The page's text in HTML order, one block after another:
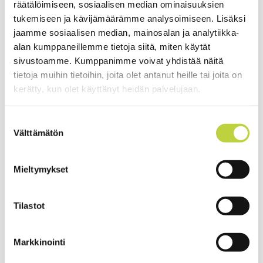
räätälöimiseen, sosiaalisen median ominaisuuksien
tukemiseen ja kävijämäärämme analysoimiseen. Lisäksi
jaamme sosiaalisen median, mainosalan ja analytiikka-
alan kumppaneillemme tietoja siitä, miten käytät
sivustoamme. Kumppanimme voivat yhdistää näitä
tietoja muihin tietoihin, joita olet antanut heille tai joita on
kerätty, kun olet käyttänyt heidän palvelujaan.
valinta
Välttämätön
Mieltymykset
Tilastot
Markkinointi
Malli Ego Power+ STX4500
Jännite 56V (Ego Power+ ARC litium akut)
Työleveys
45cm (siimapäällä) 30cm
(kolmioterällä)
Rungon pituussäätö
tehonsäätö
kierrosluku
Alakahva